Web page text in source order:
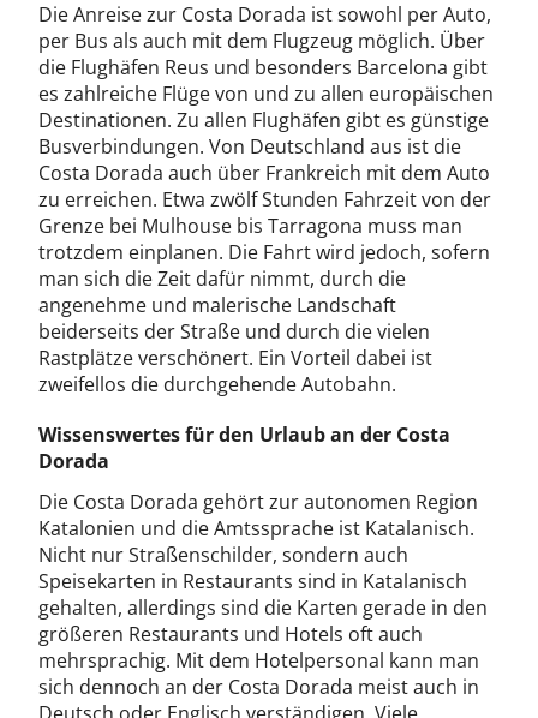
Die Anreise zur Costa Dorada ist sowohl per Auto,
per Bus als auch mit dem Flugzeug möglich. Über
die Flughäfen Reus und besonders Barcelona gibt
es zahlreiche Flüge von und zu allen europäischen
Destinationen. Zu allen Flughäfen gibt es günstige
Busverbindungen. Von Deutschland aus ist die
Costa Dorada auch über Frankreich mit dem Auto
zu erreichen. Etwa zwölf Stunden Fahrzeit von der
Grenze bei Mulhouse bis Tarragona muss man
trotzdem einplanen. Die Fahrt wird jedoch, sofern
man sich die Zeit dafür nimmt, durch die
angenehme und malerische Landschaft
beiderseits der Straße und durch die vielen
Rastplätze verschönert. Ein Vorteil dabei ist
zweifellos die durchgehende Autobahn.
Wissenswertes für den Urlaub an der Costa
Dorada
Die Costa Dorada gehört zur autonomen Region
Katalonien und die Amtssprache ist Katalanisch.
Nicht nur Straßenschilder, sondern auch
Speisekarten in Restaurants sind in Katalanisch
gehalten, allerdings sind die Karten gerade in den
größeren Restaurants und Hotels oft auch
mehrsprachig. Mit dem Hotelpersonal kann man
sich dennoch an der Costa Dorada meist auch in